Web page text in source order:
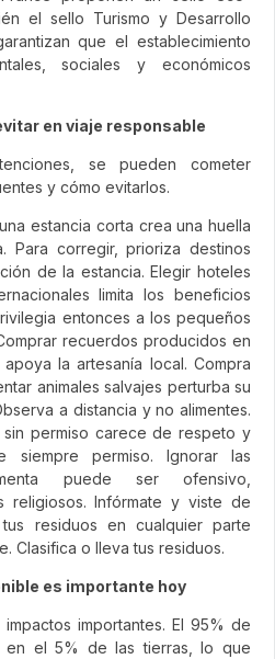
el sello Turismo y Desarrollo
que el establecimiento
sociales y económicos
en viaje responsable
se pueden cometer
y cómo evitarlos.
estancia corta crea una huella
Para corregir, prioriza destinos
de la estancia. Elegir hoteles
limita los beneficios
entonces a los pequeños
recuerdos producidos en
la artesanía local. Compra
animales salvajes perturba su
a distancia y no alimentes.
permiso carece de respeto y
siempre permiso. Ignorar las
puede ser ofensivo,
religiosos. Infórmate y viste de
residuos en cualquier parte
Clasifica o lleva tus residuos.
es importante hoy
importantes. El 95% de
en el 5% de las tierras, lo que